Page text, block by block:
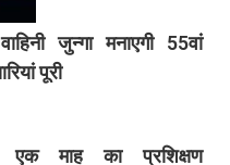
जुन्गा मनाएगी 55वां
पूरी
एक माह का प्रशिक्षण